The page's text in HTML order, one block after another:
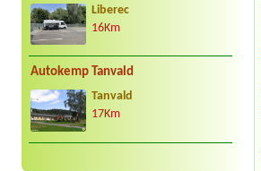
Liberec
16Km
Autokemp Tanvald
Tanvald
17Km